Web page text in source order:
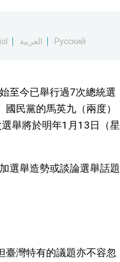
العربية Русский
至今已舉行過7次總統選
民黨的馬英九（兩度）
舉將於明年1月13日（星
選舉造勢或談論選舉話題
臺灣特有的議題亦不容忽